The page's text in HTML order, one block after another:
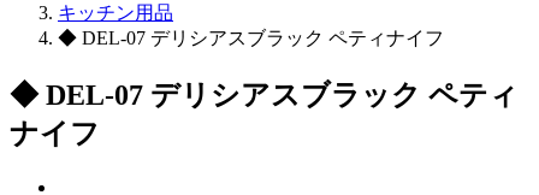
キッチン用品
◆ DEL-07 デリシアスブラック ペティナイフ
◆ DEL-07 デリシアスブラック ペティ
ナイフ